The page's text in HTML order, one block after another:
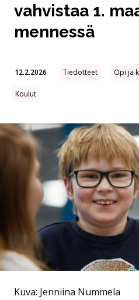
vahvistaa 1.
mennessä
12.2.2026 Tiedotteet Opi ja
Koulut
Kuva: Jenniina Nummela